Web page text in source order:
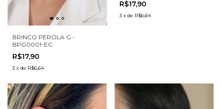
BRINCO PEROLA G -
BPG0001-EC
R$17,90
3 x de R$6,64
R$17,90
3 x de R$6,64